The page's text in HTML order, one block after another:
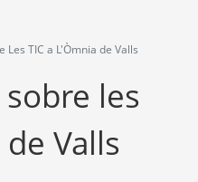
Les TIC a L'Òmnia de Valls
les
Valls